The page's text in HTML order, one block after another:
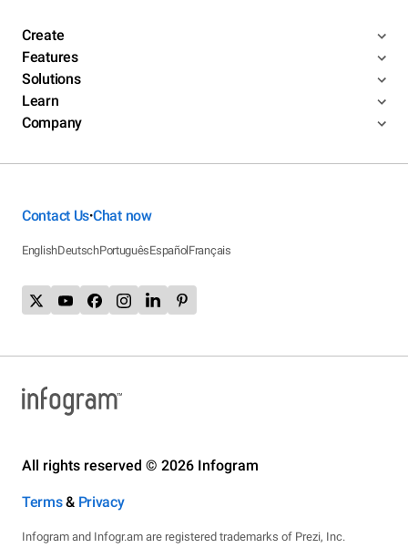
Create
Features
Solutions
Learn
Company
Contact Us•Chat now
EnglishDeutschPortuguêsEspañolFrançais
All rights reserved © 2026 Infogram
Terms& Privacy
Infogram and Infogr.am are registered trademarks of Prezi, Inc.